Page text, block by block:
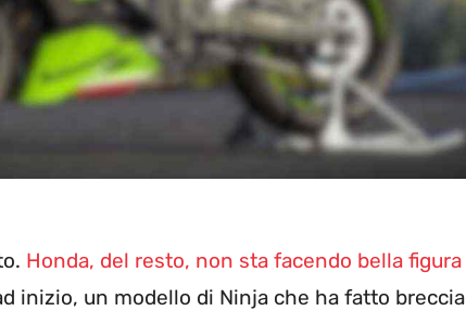
Honda, del resto, non sta facendo bella figura
inizio, un modello di Ninja che ha fatto breccia